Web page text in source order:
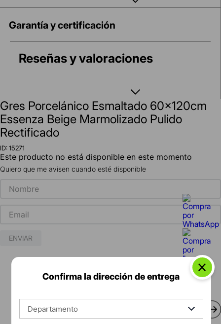
Garantía y certificación
Reseñas y valoraciones
Gres Porcelánico Esmaltado 60x120cm
Essenza Beige Marmolizado Pulido
Rectificado
ID:15271
Este producto no está disponible en este momento
Quiero que me avisen cuando esté disponible
ENVIAR
Confirma la dirección de entrega